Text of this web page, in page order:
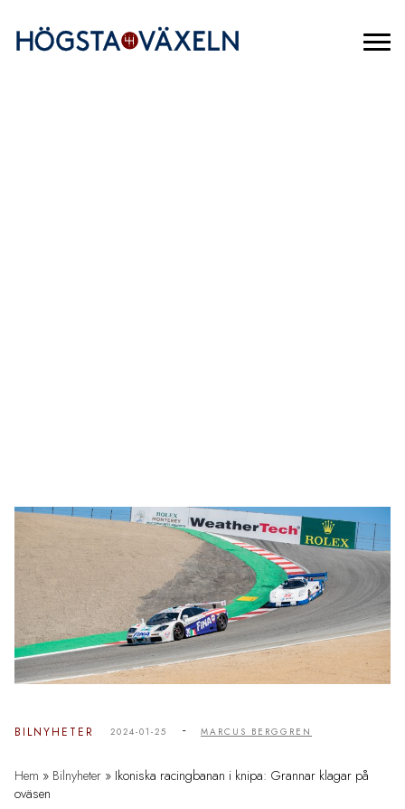
BILNYHETER 2024-01-25 - MARCUS BERGGREN
Hem » Bilnyheter » Ikoniska racingbanan i knipa: Grannar klagar på
oväsen